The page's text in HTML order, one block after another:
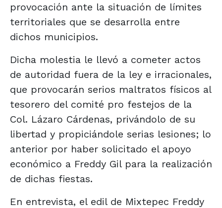
provocación ante la situación de límites
territoriales que se desarrolla entre
dichos municipios.
Dicha molestia le llevó a cometer actos
de autoridad fuera de la ley e irracionales,
que provocarán serios maltratos físicos al
tesorero del comité pro festejos de la
Col. Lázaro Cárdenas, privándolo de su
libertad y propiciándole serias lesiones; lo
anterior por haber solicitado el apoyo
económico a Freddy Gil para la realización
de dichas fiestas.
En entrevista, el edil de Mixtepec Freddy